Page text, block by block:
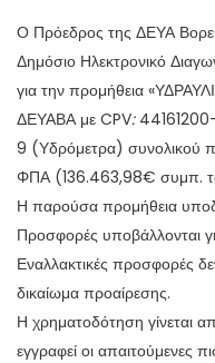
Ο Πρόεδρος της ΔΕΥΑ
Δημόσιο Ηλεκτρονικό
για την προμήθεια
ΔΕΥΑΒΑ με CPV:
9 (Υδρόμετρα) συνολικού
ΦΠΑ (136.463,98€ συμπ.
Η παρούσα προμήθεια
Προσφορές υποβάλλονται
Εναλλακτικές προσφορές
δικαίωμα προαίρεσης.
Η χρηματοδότηση γίνεται
εγγραφεί οι απαιτούμενες